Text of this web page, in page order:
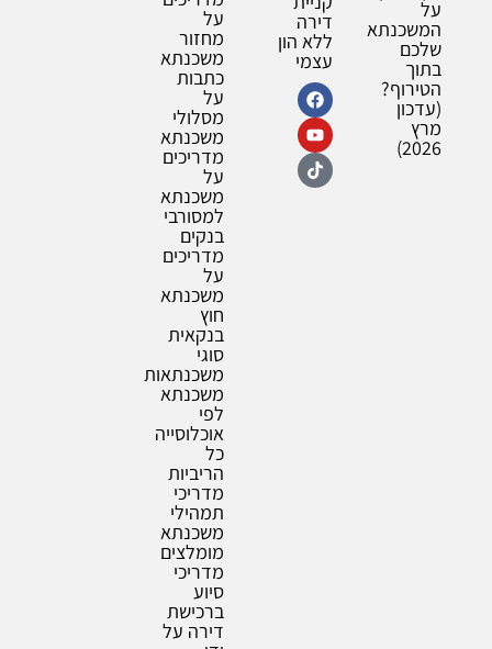
על
המשכנתא
שלכם
בתוך
הטירוף?
(עדכון
מרץ
2026)
דירה
ללא הון
עצמי
על
מחזור
משכנתא
כתבות
על
מסלולי
משכנתא
מדריכים
על
משכנתא
למסורבי
בנקים
מדריכים
על
משכנתא
חוץ
בנקאית
סוגי
משכנתאות
משכנתא
לפי
אוכלוסייה
כל
הריביות
מדריכי
תמהילי
משכנתא
מומלצים
מדריכי
סיוע
ברכישת
דירה על